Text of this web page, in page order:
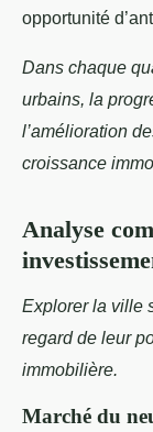
opportunité
Dans chaque
urbains, la
l’amélioration
croissance
Analyse
Explorer la ville
regard de leur
immobilière.
Marché du